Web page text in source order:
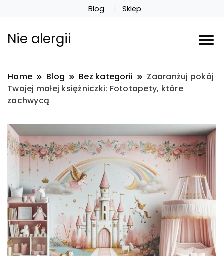
Blog Sklep
Nie alergii
Home Blog Bez kategorii
Zaaranżuj pokój
Twojej małej księżniczki: Fototapety, które
zachwycą